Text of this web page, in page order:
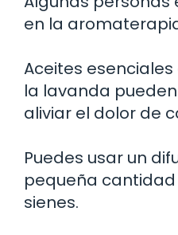
en la
Aceites
la lavanda
aliviar el dolor de
Puedes usar un
pequeña
sienes.